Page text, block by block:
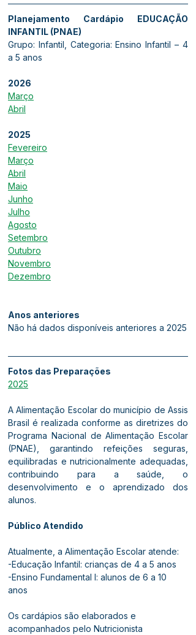
Planejamento Cardápio EDUCAÇÃO
INFANTIL (PNAE)
Grupo: Infantil, Categoria: Ensino Infantil – 4
a 5 anos
2026
Março
Abril
2025
Fevereiro
Março
Abril
Maio
Junho
Julho
Agosto
Setembro
Outubro
Novembro
Dezembro
Anos anteriores
Não há dados disponíveis anteriores a 2025
Fotos das Preparações
2025
A Alimentação Escolar do município de Assis
Brasil é realizada conforme as diretrizes do
Programa Nacional de Alimentação Escolar
(PNAE), garantindo refeições seguras,
equilibradas e nutricionalmente adequadas,
contribuindo para a saúde, o
desenvolvimento e o aprendizado dos
alunos.
Público Atendido
Atualmente, a Alimentação Escolar atende:
-Educação Infantil: crianças de 4 a 5 anos
-Ensino Fundamental I: alunos de 6 a 10
anos
Os cardápios são elaborados e
acompanhados pelo Nutricionista